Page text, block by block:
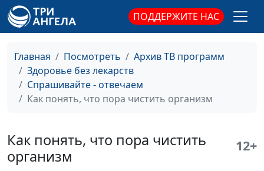
ПОДДЕРЖИТЕ НАС
Главная Посмотреть
Архив ТВ программ
Здоровье без лекарств
Спрашивайте - отвечаем
Как понять, что пора чистить организм
Как понять, что пора чистить
организм
12+
Какая привычка
здоровья?
Павел Меженин, мастер
центра здоровья «Ягодная
Поляна»
Как вегану
бобовых, чтобы
получать
достаточно белка
специалист по
жизни и
немедикаментозному